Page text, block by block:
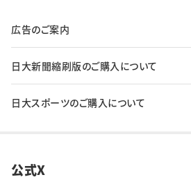
広告のご案内
日大新聞縮刷版のご購入について
日大スポーツのご購入について
公式X